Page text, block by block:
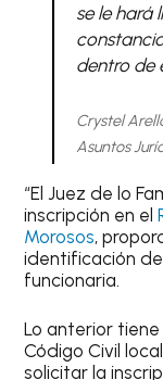
se le hará
dentro de
Crystel
Asuntos
“El Juez de lo
inscripción en el
Morosos,
identificación
funcionaria.
Lo anterior
Código Civil
solicitar la